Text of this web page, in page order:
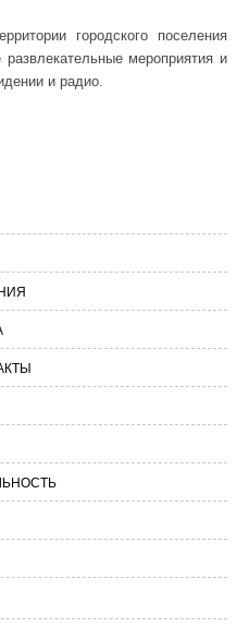
городского поселения
мероприятия и
и радио.